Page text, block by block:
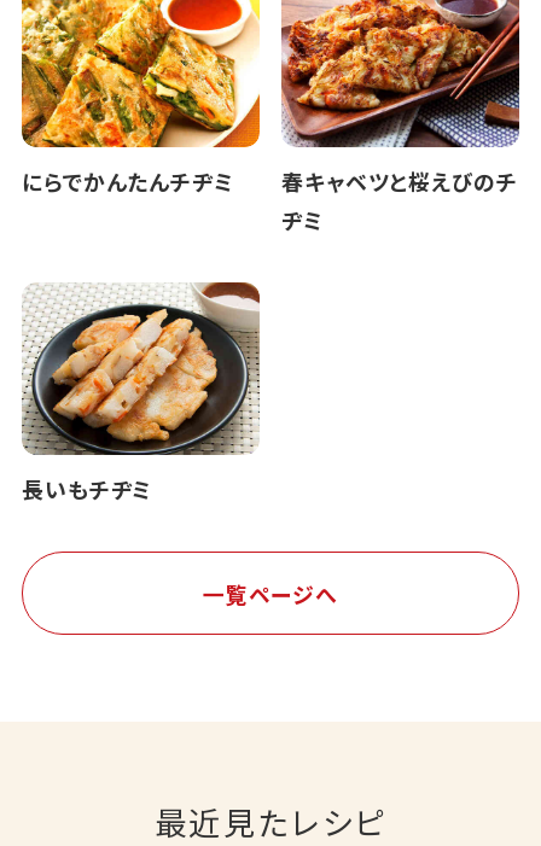
にらでかんたんチヂミ
春キャベツと桜えびのチ
ヂミ
長いもチヂミ
一覧ページへ
最近見たレシピ